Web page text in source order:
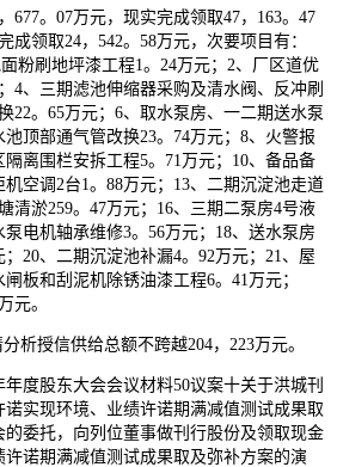
。07万元，现实完成领取47，163。47
领取24，542。58万元，次要项目有：
粉刷地坪漆工程1。24万元；2、厂区道优
4、三期滤池伸缩器采购及清水阀、反冲刷
22。65万元；6、取水泵房、一二期送水泵
顶部通气管改换23。74万元；8、火警报
离围栏安拆工程5。71万元；10、备品备
空调2台1。88万元；13、二期沉淀池走道
清淤259。47万元；16、三期二泵房4号液
电机轴承维修3。56万元；18、送水泵房
20、二期沉淀池补漏4。92万元；21、屋
板和刮泥机除锈油漆工程6。41万元；
元。
授信供给总额不跨越204，223万元。
股东大会会议材料50议案十关于洪城刊
实现环境、业绩许诺期满减值测试成果取
委托，向列位董事做刊行股份及领取现金
诺期满减值测试成果取及弥补方案的演